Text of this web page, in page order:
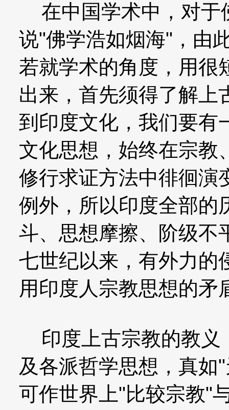
在中国学术中，对于
说"佛学浩如烟海"，由
若就学术的角度，用很
出来，首先须得了解上
到印度文化，我们要有
文化思想，始终在宗教
修行求证方法中徘徊演
例外，所以印度全部的
斗、思想摩擦、阶级不
七世纪以来，有外力的
用印度人宗教思想的矛
印度上古宗教的教义
及各派哲学思想，真如
可作世界上"比较宗教"